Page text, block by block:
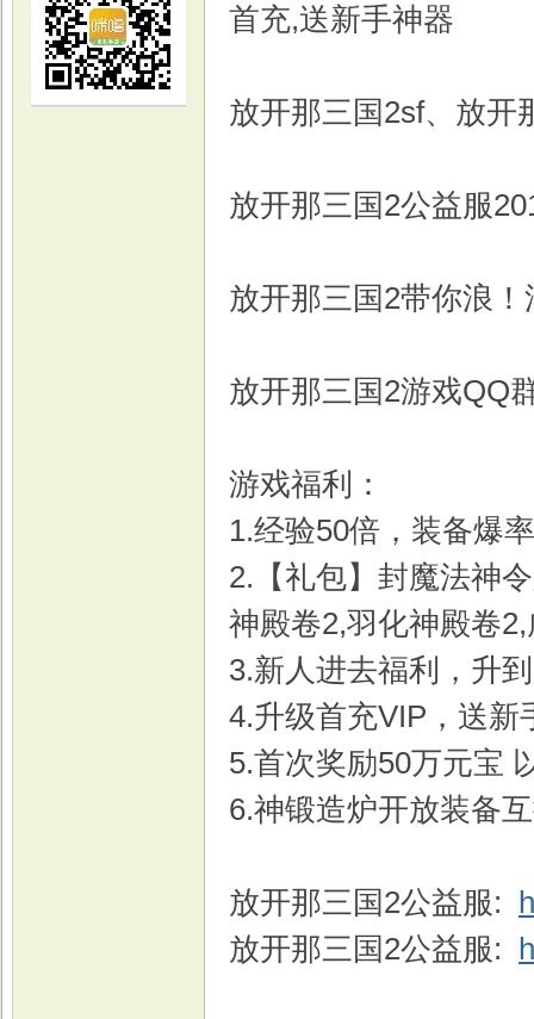
首充,送新手神器
放开那三国2sf、放
放开那三国2公益服
放开那三国2带你浪
放开那三国2游戏QQ
游戏福利：
1.经验50倍，装备爆
2.【礼包】封魔法神
神殿卷2,羽化神殿卷
3.新人进去福利，升
4.升级首充VIP，送
5.首次奖励50万元宝
6.神锻造炉开放装备
放开那三国2公益服:
放开那三国2公益服: